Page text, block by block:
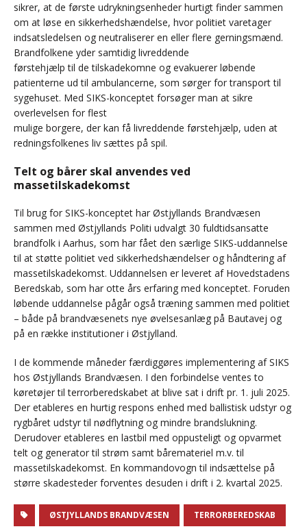
sikrer, at de første udrykningsenheder hurtigt finder sammen
om at løse en sikkerhedshændelse, hvor politiet varetager
indsatsledelsen og neutraliserer en eller flere gerningsmænd.
Brandfolkene yder samtidig livreddende
førstehjælp til de tilskadekomne og evakuerer løbende
patienterne ud til ambulancerne, som sørger for transport til
sygehuset. Med SIKS-konceptet forsøger man at sikre
overlevelsen for flest
mulige borgere, der kan få livreddende førstehjælp, uden at
redningsfolkenes liv sættes på spil.
Telt og bårer skal anvendes ved
massetilskadekomst
Til brug for SIKS-konceptet har Østjyllands Brandvæsen
sammen med Østjyllands Politi udvalgt 30 fuldtidsansatte
brandfolk i Aarhus, som har fået den særlige SIKS-uddannelse
til at støtte politiet ved sikkerhedshændelser og håndtering af
massetilskadekomst. Uddannelsen er leveret af Hovedstadens
Beredskab, som har otte års erfaring med konceptet. Foruden
løbende uddannelse pågår også træning sammen med politiet
– både på brandvæsenets nye øvelsesanlæg på Bautavej og
på en række institutioner i Østjylland.
I de kommende måneder færdiggøres implementering af SIKS
hos Østjyllands Brandvæsen. I den forbindelse ventes to
køretøjer til terrorberedskabet at blive sat i drift pr. 1. juli 2025.
Der etableres en hurtig respons enhed med ballistisk udstyr og
rygbåret udstyr til nødflytning og mindre brandslukning.
Derudover etableres en lastbil med oppusteligt og opvarmet
telt og generator til strøm samt båremateriel m.v. til
massetilskadekomst. En kommandovogn til indsættelse på
større skadesteder forventes desuden i drift i 2. kvartal 2025.
ØSTJYLLANDS BRANDVÆSEN TERRORBEREDSKAB